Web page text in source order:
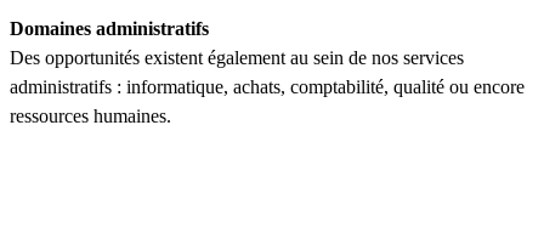
Domaines administratifs
Des opportunités existent également au sein de nos services
administratifs : informatique, achats, comptabilité, qualité ou encore
ressources humaines.